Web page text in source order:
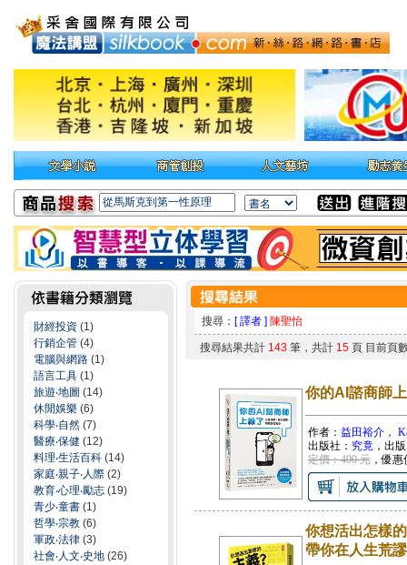
財經投資 (1)
行銷企管 (4)
電腦與網路 (1)
語言工具 (1)
旅遊‧地圖 (14)
休閒娛樂 (6)
科學‧自然 (7)
醫療‧保健 (12)
料理‧生活百科 (14)
家庭‧親子‧人際 (2)
教育‧心理‧勵志 (19)
青少‧童書 (1)
哲學‧宗教 (6)
軍政‧法律 (3)
社會‧人文‧史地 (26)
搜尋： [ 譯者 ] 陳聖怡
搜尋結果共計 143 筆，共計 15頁 目前頁
你的AI諮商師
作者： 益田裕介，
出版社： 究竟，出
定價：400 元，優惠
你想活出怎樣
帶你在人生荒